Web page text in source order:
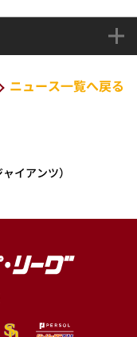
ニュース一覧へ戻る
イアンツ）